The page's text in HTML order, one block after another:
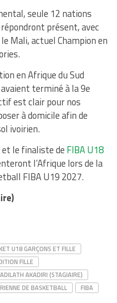
seule 12 nations
présent, avec
Mali, actuel Champion en
en Afrique du Sud
terminé à la 9e
est clair pour nos
à domicile afin de
ivoirien.
le finaliste de FIBA U18
l’Afrique lors de la
FIBA U19 2027.
U18 GARÇONS ET FILLE
FILLE
AKADIRI (STAGIAIRE)
DE BASKETBALL FIBA